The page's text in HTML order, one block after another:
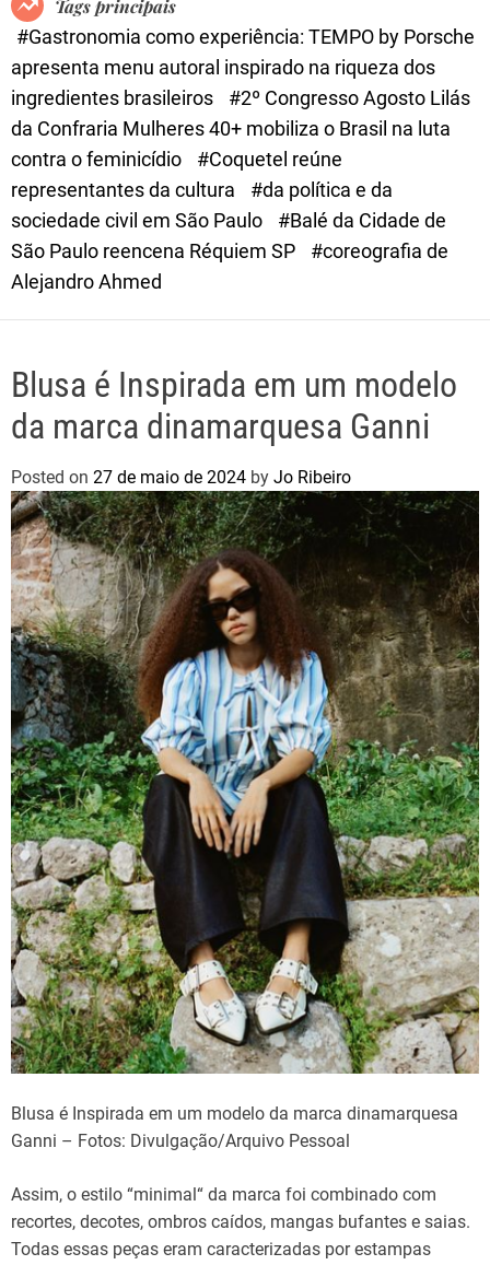
e
Tags principais
#Gastronomia como experiência: TEMPO by Porsche
apresenta menu autoral inspirado na riqueza dos
ingredientes brasileiros
#2º Congresso Agosto Lilás
da Confraria Mulheres 40+ mobiliza o Brasil na luta
contra o feminicídio
#Coquetel reúne
representantes da cultura
#da política e da
sociedade civil em São Paulo
#Balé da Cidade de
São Paulo reencena Réquiem SP
#coreografia de
Alejandro Ahmed
Blusa é Inspirada em um modelo
da marca dinamarquesa Ganni
Posted on 27 de maio de 2024 by Jo Ribeiro
Blusa é Inspirada em um modelo da marca dinamarquesa
Ganni – Fotos: Divulgação/Arquivo Pessoal
Assim, o estilo “minimal “ da marca foi combinado com
recortes, decotes, ombros caídos, mangas bufantes e saias.
Todas essas peças eram caracterizadas porestampas